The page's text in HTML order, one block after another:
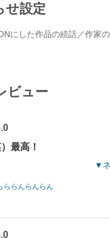
せ設定
にした作品の続話／作家
ビュー
最高！
ららんらんらん